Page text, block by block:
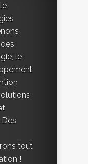
le
tout
!